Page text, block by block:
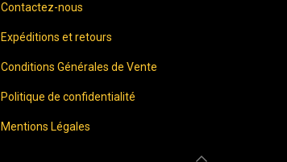
Contactez-nous
Expéditions et retours
Conditions Générales de Vente
Politique de confidentialité
Mentions Légales